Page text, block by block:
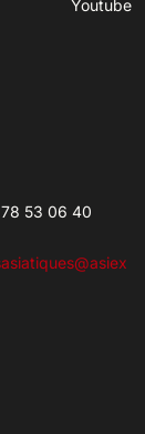
Youtube
53 06 40